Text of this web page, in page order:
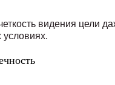
видения цели